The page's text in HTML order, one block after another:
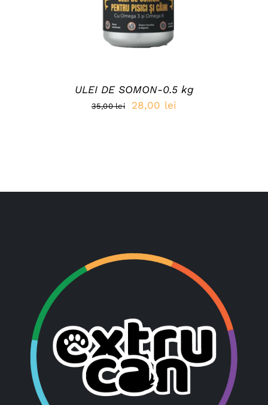
ULEI DE SOMON-0.5 kg
35,00lei
Prețul
28,00 lei